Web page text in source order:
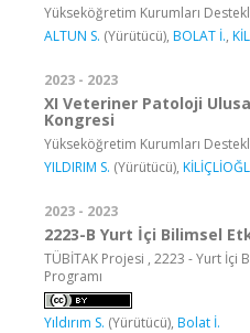
Yükseköğretim Kurumları
ALTUN S. (Yürütücü), BOLAT İ.,
2023 - 2023
XI Veteriner Patoloji
Kongresi
Yükseköğretim Kurumları
YILDIRIM S. (Yürütücü),
2023 - 2023
2223-B Yurt İçi Bilimsel
TÜBİTAK Projesi , 2223 - Yurt İçi
Programı
Yıldırım S. (Yürütücü), Bolat İ.